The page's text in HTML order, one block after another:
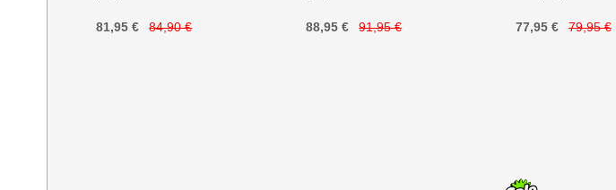
81,95 € 84,90 € 88,95 € 91,95 € 77,95 € 79,95 €